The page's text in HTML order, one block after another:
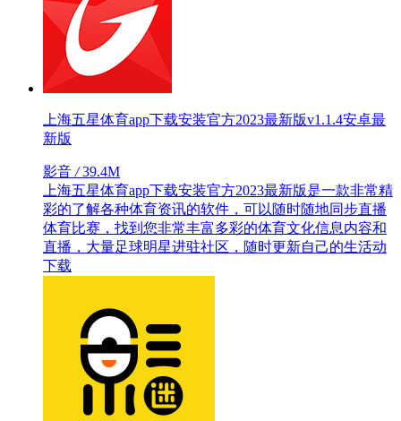
上海五星体育app下载安装官方2023最新版v1.1.4安卓最
新版
影音/39.4M
上海五星体育app下载安装官方2023最新版是一款非常精
彩的了解各种体育资讯的软件，可以随时随地同步直播
体育比赛，找到您非常丰富多彩的体育文化信息内容和
直播，大量足球明星进驻社区，随时更新自己的生活动
下载